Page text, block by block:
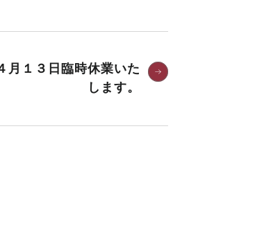
月１３日臨時休業いた
します。